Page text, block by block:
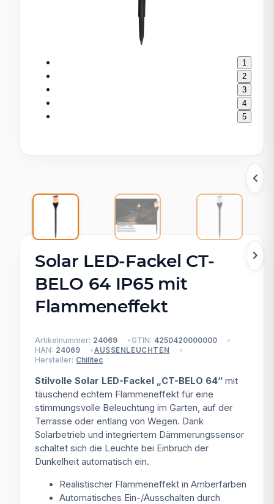
1
2
3
4
5
Solar LED-Fackel CT-
BELO 64 IP65 mit
Flammeneffekt
Artikelnummer: 24069 GTIN: 4250420000000
HAN: 24069 AUSSENLEUCHTEN
Hersteller: Chilitec
Stilvolle Solar LED-Fackel „CT-BELO 64“ mit
täuschend echtem Flammeneffekt für eine
stimmungsvolle Beleuchtung im Garten, auf der
Terrasse oder entlang von Wegen. Dank
Solarbetrieb und integriertem Dämmerungssensor
schaltet sich die Leuchte bei Einbruch der
Dunkelheit automatisch ein.
Realistischer Flammeneffekt in Amberfarben
Automatisches Ein-/Ausschalten durch